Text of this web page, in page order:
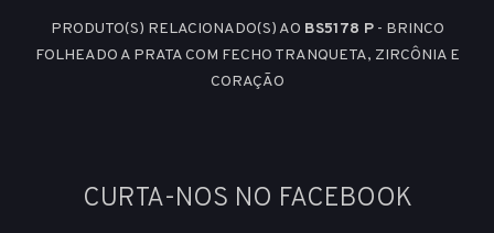
PRODUTO(S) RELACIONADO(S) AO BS5178 P- BRINCO
FOLHEADO A PRATA COM FECHO TRANQUETA, ZIRCÔNIA E
CORAÇÃO
CURTA-NOS NO FACEBOOK